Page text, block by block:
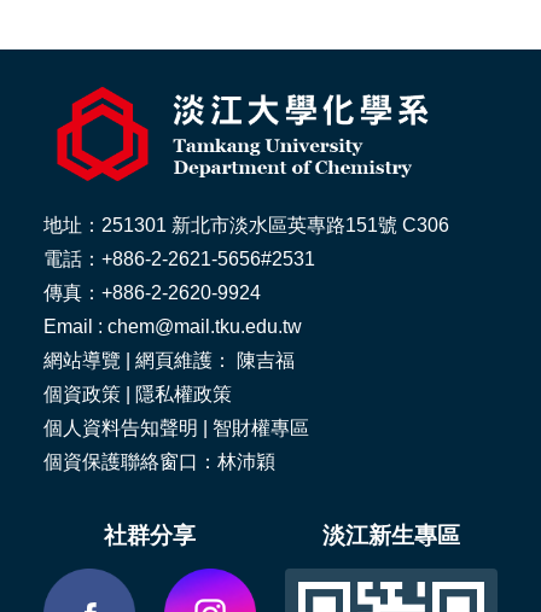
地址：251301 新北市淡水區英專路151號 C306
電話：+886-2-2621-5656#2531
傳真：+886-2-2620-9924
Email : chem@mail.tku.edu.tw
網站導覽 | 網頁維護： 陳吉福
個資政策
隱私權政策
個人資料告知聲明
智財權專區
個資保護聯絡窗口：林沛穎
社群分享 淡江新生專區